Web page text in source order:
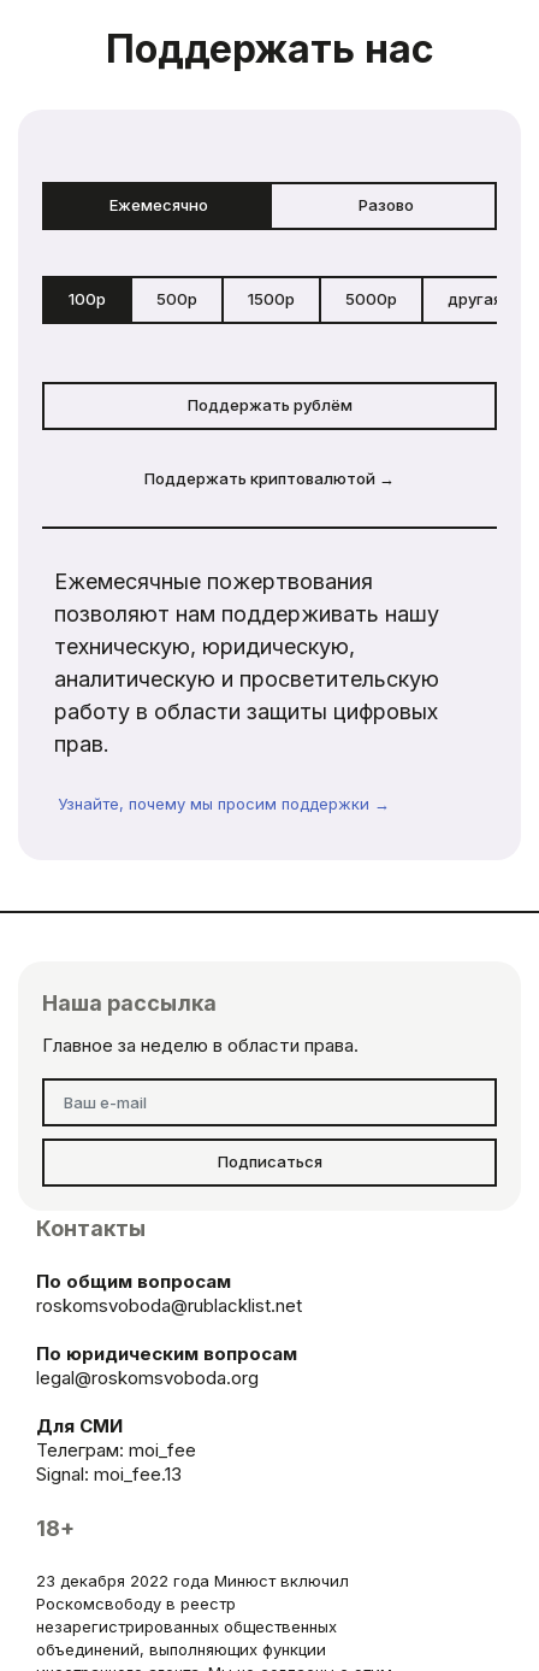
Поддержать нас
Ежемесячно Разово
100р 500р 1500р 5000р другая
Поддержать рублём
Поддержать криптовалютой →
Ежемесячные пожертвования
позволяют нам поддерживать нашу
техническую, юридическую,
аналитическую и просветительскую
работу в области защиты цифровых
прав.
Узнайте, почему мы просим поддержки →
Наша рассылка
Главное за неделю в области права.
Подписаться
Контакты
По общим вопросам
roskomsvoboda@rublacklist.net
По юридическим вопросам
legal@roskomsvoboda.org
Для СМИ
Телеграм: moi_fee
Signal: moi_fee.13
18+
23 декабря 2022 года Минюст включил
Роскомсвободу в реестр
незарегистрированных общественных
объединений, выполняющих функции